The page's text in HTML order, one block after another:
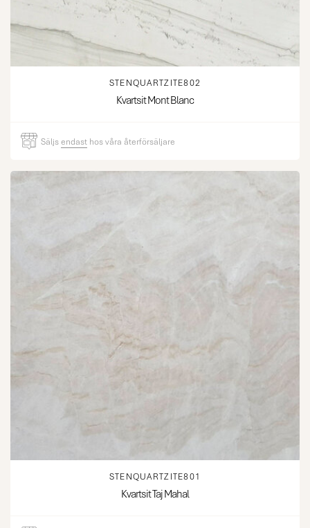
STENQUARTZITE802
Kvartsit Mont Blanc
Säljsendast hos våra återförsäljare
STENQUARTZITE801
Kvartsit Taj Mahal